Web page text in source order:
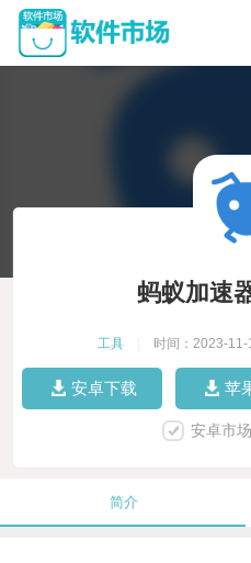
蚂蚁加速
工具 时间：2023-11-
安卓下载 苹
安卓市
简介